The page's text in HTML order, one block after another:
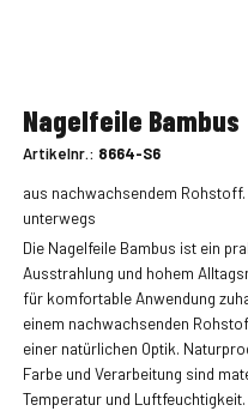
Nagelfeile Bambus
Artikelnr.: 8664-S6
aus nachwachsendem
unterwegs
Die Nagelfeile Bambus ist ein
Ausstrahlung und hohem
für komfortable Anwendung
einem nachwachsenden
einer natürlichen Optik.
Farbe und Verarbeitung sind
Temperatur und Luftfeuchtigkeit.